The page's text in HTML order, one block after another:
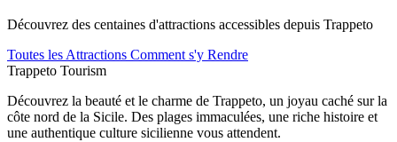
Découvrez des centaines d'attractions accessibles depuis Trappeto
Toutes les Attractions Comment s'y Rendre
Trappeto Tourism
Découvrez la beauté et le charme de Trappeto, un joyau caché sur la
côte nord de la Sicile. Des plages immaculées, une riche histoire et
une authentique culture sicilienne vous attendent.